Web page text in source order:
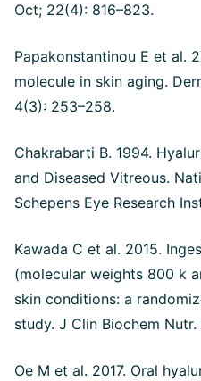
Oct; 22(4): 816–823.
Papakonstantinou E et al.
molecule in skin aging.
4(3): 253–258.
Chakrabarti B. 1994.
and Diseased Vitreous.
Schepens Eye Research
Kawada C et al. 2015.
(molecular weights 800 k
skin conditions: a
study. J Clin Biochem
Oe M et al. 2017. Oral